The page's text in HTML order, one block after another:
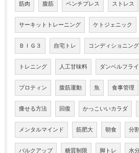
筋肉 腹筋 ベンチプレス ストレス
サーキットトレーニング ケトジェニック
ＢＩＧ３ 自宅トレ コンディショニング
トレニング 人工甘味料 ダンベルフライ
プロティン 腹筋運動 魚 食事管理
痩せる方法 回復 かっこいいカラダ
メンタルマインド 筋肥大 朝食 分
バルクアップ 糖質制限 脚トレ 水